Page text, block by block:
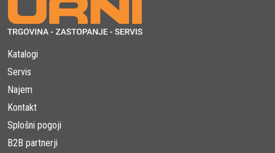
Katalogi
Servis
Najem
Kontakt
Splošni pogoji
B2B partnerji